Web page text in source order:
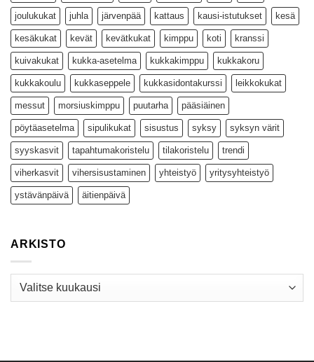
joulukukat juhla järvenpää kattaus kausi-istutukset kesä
kesäkukat kevät kevätkukat kimppu koti kranssi
kuivakukat kukka-asetelma kukkakimppu kukkakoru
kukkakoulu kukkaseppele kukkasidontakurssi leikkokukat
messut morsiuskimppu puutarha pääsiäinen
pöytäasetelma sipulikukat sisustus syksy syksyn värit
syyskasvit tapahtumakoristelu tilakoristelu trendi
viherkasvit vihersisustaminen yhteistyö yritysyhteistyö
ystävänpäivä äitienpäivä
ARKISTO
Arkisto